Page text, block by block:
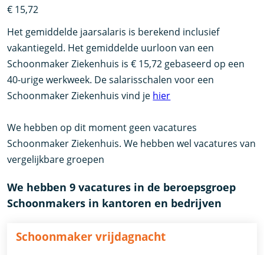
€ 15,72
Het gemiddelde jaarsalaris is berekend inclusief
vakantiegeld. Het gemiddelde uurloon van een
Schoonmaker Ziekenhuis is € 15,72 gebaseerd op een
40-urige werkweek. De salarisschalen voor een
Schoonmaker Ziekenhuis vind je hier
We hebben op dit moment geen vacatures
Schoonmaker Ziekenhuis. We hebben wel vacatures van
vergelijkbare groepen
We hebben 9 vacatures in de beroepsgroep
Schoonmakers in kantoren en bedrijven
Schoonmaker vrijdagnacht